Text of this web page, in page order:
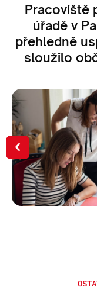
Pracoviště
úřadě v
přehledně
sloužilo